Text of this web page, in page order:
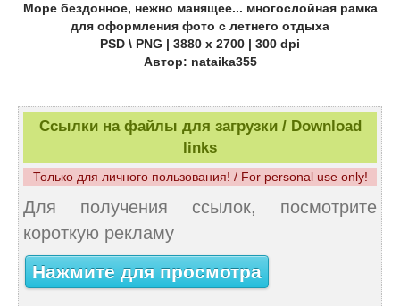
Море бездонное, нежно манящее... многослойная рамка
для оформления фото с летнего отдыха
PSD \ PNG | 3880 x 2700 | 300 dpi
Автор: nataika355
Ссылки на файлы для загрузки / Download
links
Только для личного пользования! / For personal use only!
Для получения ссылок, посмотрите
короткую рекламу
Нажмите для просмотра